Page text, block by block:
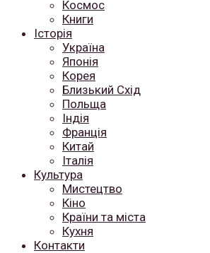
Космос
Книги
Історія
Україна
Японія
Корея
Близький Схід
Польща
Індія
Франція
Китай
Італія
Культура
Мистецтво
Кіно
Країни та міста
Кухня
Контакти